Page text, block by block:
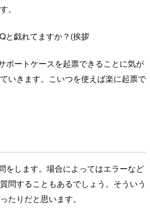
。
と戯れてますか？(挨拶
ポートケースを起票できることに気が
いきます。こいつを使えば楽に起票で
をします。場合によってはエラーなど
問することもあるでしょう。そういう
たりだと思います。